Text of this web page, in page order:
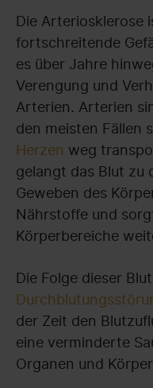
Die Arteriosklerose
fortschreitende
es über Jahre
Verengung und
Arterien. Arterien
den meisten Fällen
Herzen weg
gelangt das Blut zu
Geweben des
Nährstoffe und
Körperbereiche
Die Folge dieser
der Zeit den
eine verminderte
Organen und